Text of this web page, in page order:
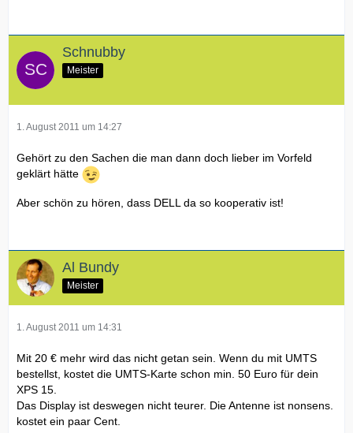
Schnubby
Meister
1. August 2011 um 14:27
Gehört zu den Sachen die man dann doch lieber im Vorfeld
geklärt hätte
Aber schön zu hören, dass DELL da so kooperativ ist!
Al Bundy
Meister
1. August 2011 um 14:31
Mit 20 € mehr wird das nicht getan sein. Wenn du mit UMTS
bestellst, kostet die UMTS-Karte schon min. 50 Euro für dein
XPS 15.
Das Display ist deswegen nicht teurer. Die Antenne ist nonsens.
kostet ein paar Cent.